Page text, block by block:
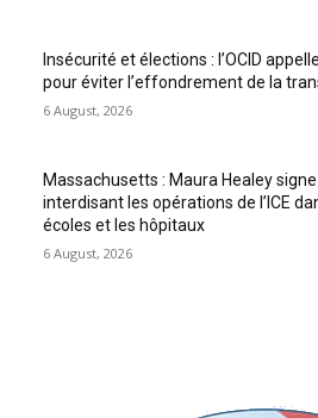
Insécurité et élections : l’OCID
pour éviter l’effondrement de la
6 August, 2026
Massachusetts : Maura Healey
interdisant les opérations de l’ICE
écoles et les hôpitaux
6 August, 2026